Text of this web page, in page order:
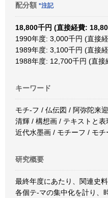
配分額 *注記
18,800千円 (直接経費:
1990年度: 3,000千円 (直接
1989年度: 3,100千円 (直接
1988年度: 12,700千円 (直接
キーワード
モチ-フ / 仏伝図 / 阿弥陀来
清輝 / 構想画 / テキストと
近代水墨画 / モチーフ / モチ
研究概要
最終年度にあたり、関連史
各個テ-マの集中化を計り、